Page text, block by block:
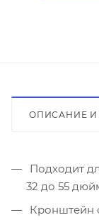
ОПИСАНИЕ И
Подходит
32 до 55
Кронштейн